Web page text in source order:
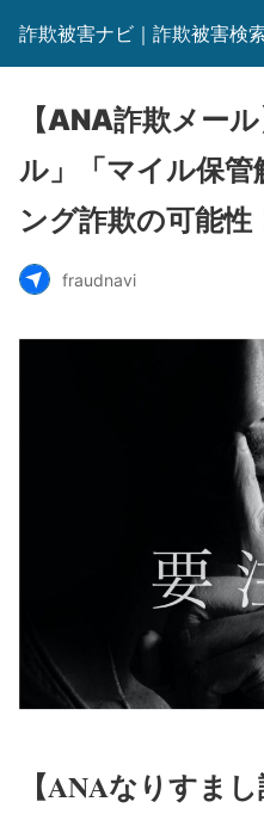
詐欺被害ナビ｜詐欺被害検
【ANA詐欺メー
ル」「マイル保
ング詐欺の可能性
fraudnavi
【ANAなりすま